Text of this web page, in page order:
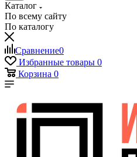
Каталог
По всему сайту
По каталогу
Сравнение0
Избранные товары 0
Корзина 0